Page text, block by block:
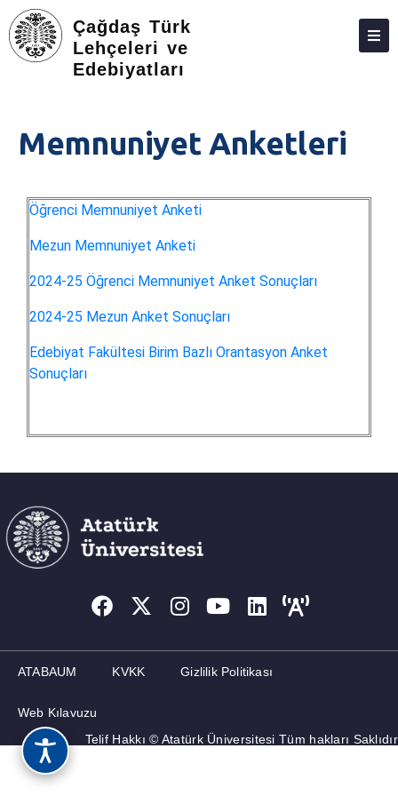
Çağdaş Türk
Lehçeleri ve
Edebiyatları
HAKKIMIZDA
LISANS
ARAŞTIRMA
TOPLUMA KATKI
ADAY ÖĞRENCILER
DERGI
FEDEK
İLETIŞIM
Memnuniyet Anketleri
Öğrenci Memnuniyet Anketi
Mezun Memnuniyet Anketi
2024-25 Öğrenci Memnuniyet Anket Sonuçları
2024-25 Mezun Anket Sonuçları
Edebiyat Fakültesi Birim Bazlı Orantasyon Anket
Sonuçları
ATABAUM KVKK Gizlilik Politikası
Web Kılavuzu
Telif Hakkı © Atatürk Üniversitesi Tüm hakları Saklıdır